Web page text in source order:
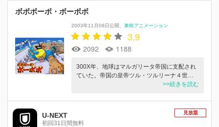
ボボボーボ・ボーボボ
2003年11月08日公開 東映アニメーション
3.9
2092 1188
300X年、地球はマルガリータ帝国に支配され
ていた。帝国の皇帝ツル・ツルリーナ４世…
>>続きを読む
U-NEXT
初回31日間無料
見放題